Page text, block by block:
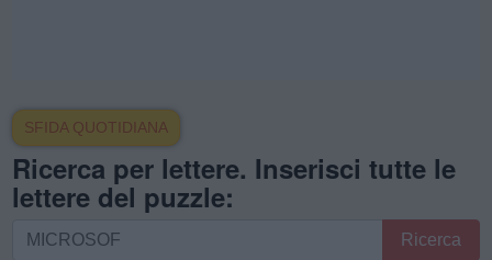
SFIDA QUOTIDIANA
Ricerca per lettere. Inserisci tutte le
lettere del puzzle:
Ricerca
Ricerca